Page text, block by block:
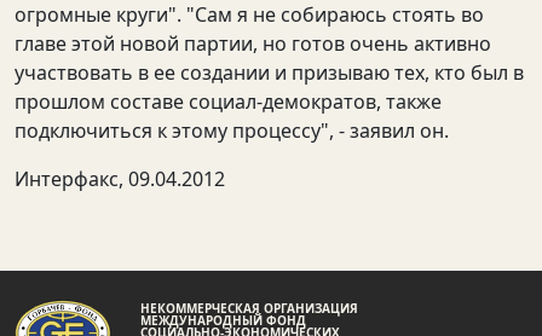
огромные круги". "Сам я не собираюсь стоять во
главе этой новой партии, но готов очень активно
участвовать в ее создании и призываю тех, кто был в
прошлом составе социал-демократов, также
подключиться к этому процессу", - заявил он.
Интерфакс, 09.04.2012
НЕКОММЕРЧЕСКАЯ ОРГАНИЗАЦИЯ
МЕЖДУНАРОДНЫЙ ФОНД